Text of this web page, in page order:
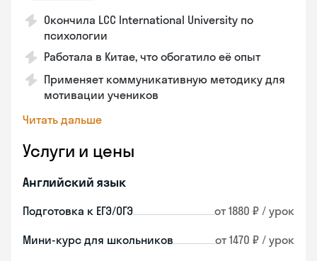
Окончила LCC International University по
психологии
Работала в Китае, что обогатило её опыт
Применяет коммуникативную методику для
мотивации учеников
Читать дальше
Услуги и цены
Английский язык
Подготовка к ЕГЭ/ОГЭ от 1880 ₽ / урок
Мини-курс для школьников от 1470 ₽ / урок